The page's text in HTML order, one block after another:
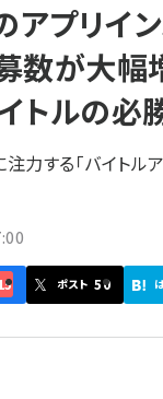
プリイ
数が大幅
トルの必
力する「バイトル
ポスト 50